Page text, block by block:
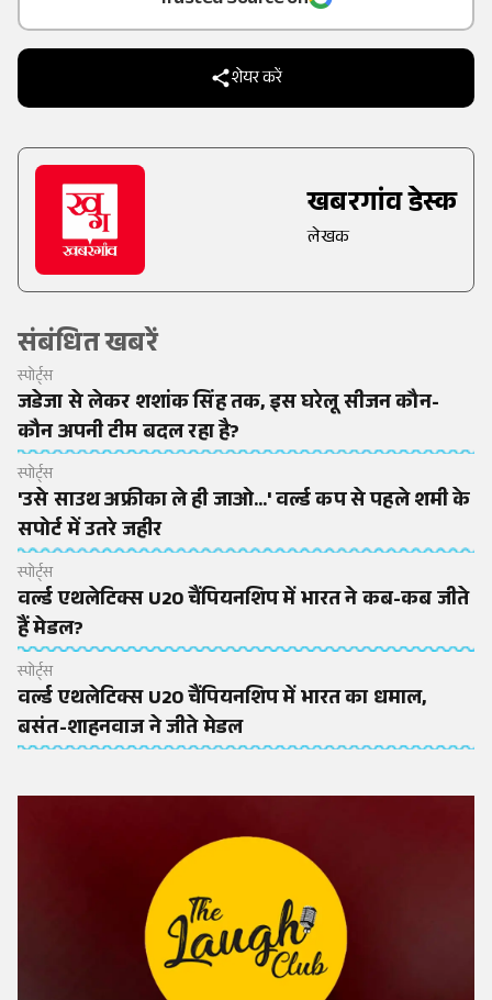
शेयर करें
खबरगांव डेस्क
लेखक
संबंधित खबरें
स्पोर्ट्स
जडेजा से लेकर शशांक सिंह तक, इस घरेलू सीजन कौन-
कौन अपनी टीम बदल रहा है?
स्पोर्ट्स
'उसे साउथ अफ्रीका ले ही जाओ...' वर्ल्ड कप से पहले शमी के
सपोर्ट में उतरे जहीर
स्पोर्ट्स
वर्ल्ड एथलेटिक्स U20 चैंपियनशिप में भारत ने कब-कब जीते
हैं मेडल?
स्पोर्ट्स
वर्ल्ड एथलेटिक्स U20 चैंपियनशिप में भारत का धमाल,
बसंत-शाहनवाज ने जीते मेडल